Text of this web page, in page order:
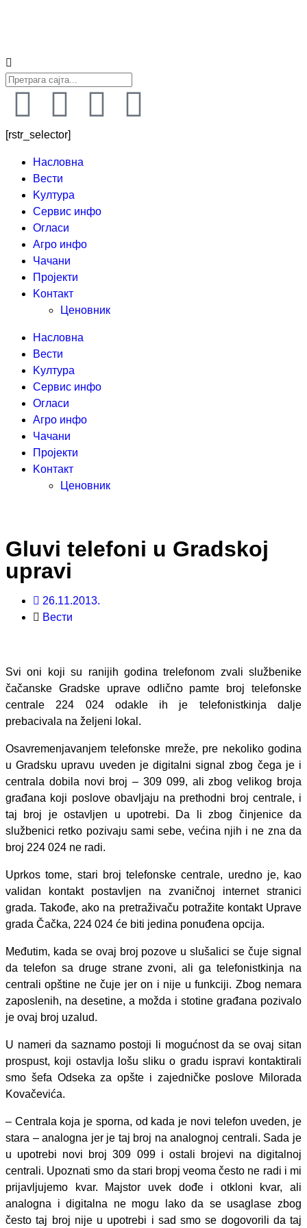
[rstr_selector]
Насловна
Вести
Kултура
Сервис инфо
Огласи
Агро инфо
Чачани
Пројекти
Kонтакт
Ценовник
Насловна
Вести
Kултура
Сервис инфо
Огласи
Агро инфо
Чачани
Пројекти
Kонтакт
Ценовник
Gluvi telefoni u Gradskoj
upravi
26.11.2013.
Вести
Svi oni koji su ranijih godina trelefonom zvali službenike
čačanske Gradske uprave odlično pamte broj telefonske
centrale 224 024 odakle ih je telefonistkinja dalje
prebacivala na željeni lokal.
Osavremenjavanjem telefonske mreže, pre nekoliko godina
u Gradsku upravu uveden je digitalni signal zbog čega je i
centrala dobila novi broj – 309 099, ali zbog velikog broja
građana koji poslove obavljaju na prethodni broj centrale, i
taj broj je ostavljen u upotrebi. Da li zbog činjenice da
službenici retko pozivaju sami sebe, većina njih i ne zna da
broj 224 024 ne radi.
Uprkos tome, stari broj telefonske centrale, uredno je, kao
validan kontakt postavljen na zvaničnoj internet stranici
grada. Takođe, ako na pretraživaču potražite kontakt Uprave
grada Čačka, 224 024 će biti jedina ponuđena opcija.
Međutim, kada se ovaj broj pozove u slušalici se čuje signal
da telefon sa druge strane zvoni, ali ga telefonistkinja na
centrali opštine ne čuje jer on i nije u funkciji. Zbog nemara
zaposlenih, na desetine, a možda i stotine građana pozivalo
je ovaj broj uzalud.
U nameri da saznamo postoji li mogućnost da se ovaj sitan
prospust, koji ostavlja lošu sliku o gradu ispravi kontaktirali
smo šefa Odseka za opšte i zajedničke poslove Milorada
Kovačevića.
– Centrala koja je sporna, od kada je novi telefon uveden, je
stara – analogna jer je taj broj na analognoj centrali. Sada je
u upotrebi novi broj 309 099 i ostali brojevi na digitalnoj
centrali. Upoznati smo da stari bropj veoma često ne radi i mi
prijavljujemo kvar. Majstor uvek dođe i otkloni kvar, ali
analogna i digitalna ne mogu lako da se usaglase zbog
često taj broj nije u upotrebi i sad smo se dogovorili da taj